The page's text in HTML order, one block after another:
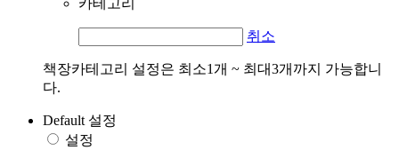
카테고리
취소
책장카테고리 설정은 최소1개 ~ 최대3개까지 가능합니
다.
Default 설정
설정